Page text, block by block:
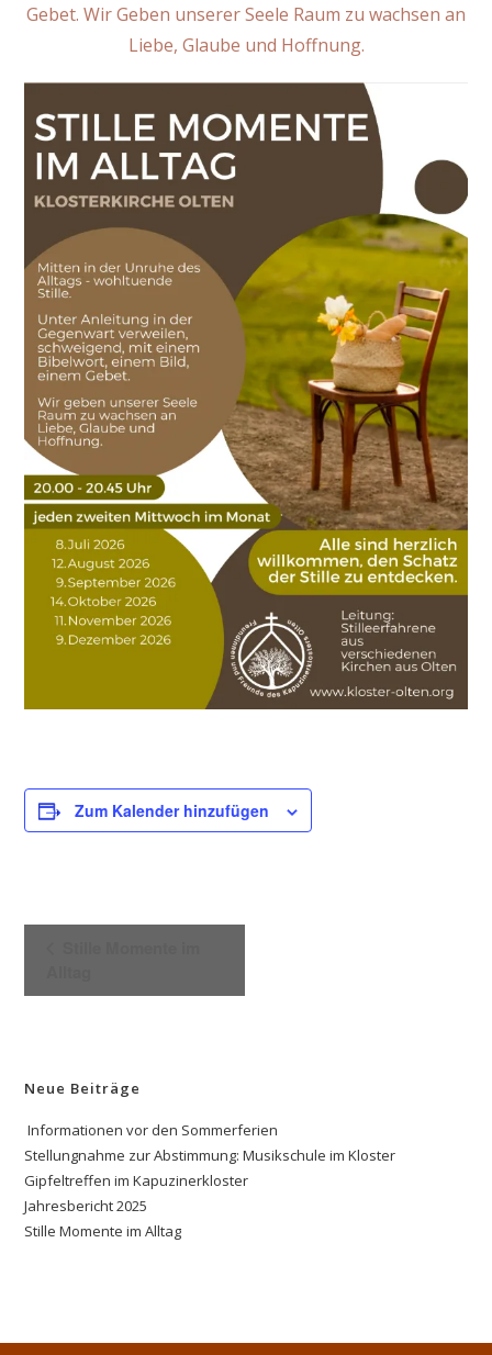
Gebet. Wir Geben unserer Seele Raum zu wachsen an
Liebe, Glaube und Hoffnung.
Zum Kalender hinzufügen
r
t
a
l
t
u
n
a
Neue Beiträge
Informationen vor den Sommerferien
Stellungnahme zur Abstimmung: Musikschule im Kloster
Gipfeltreffen im Kapuzinerkloster
Jahresbericht 2025
Stille Momente im Alltag